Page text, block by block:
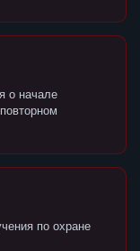
о начале
по охране